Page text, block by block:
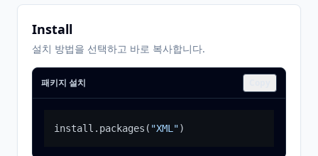
Install
설치 방법을 선택하고 바로 복사합니다.
패키지 설치
install.packages ( "XML")